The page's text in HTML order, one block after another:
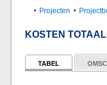
Projecten
KOSTEN
TABEL